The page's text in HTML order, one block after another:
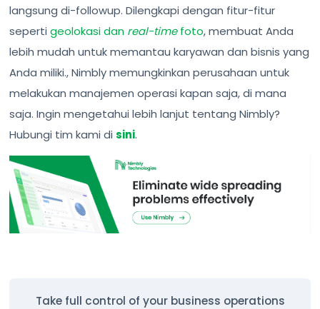
langsung di-followup. Dilengkapi dengan fitur-fitur
sepertigeolokasi dan real-timefoto, membuat Anda
lebih mudah untuk memantau karyawan dan bisnis yang
Anda miliki., Nimbly memungkinkan perusahaan untuk
melakukan manajemen operasi kapan saja, di mana
saja. Ingin mengetahui lebih lanjut tentang Nimbly?
Hubungi tim kami disini.
Take full control of your business operations